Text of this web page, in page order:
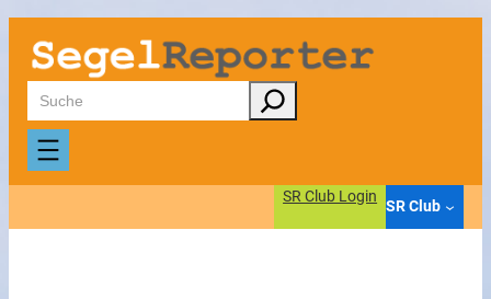
Suchen
SR Club Login
SR Club